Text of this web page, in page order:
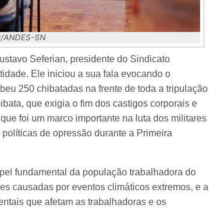
ANDES-SN
Seferian, presidente do Sindicato
Ele iniciou a sua fala evocando o
250 chibatadas na frente de toda a tripulação
que exigia o fim dos castigos corporais e
foi um marco importante na luta dos militares
de opressão durante a Primeira
fundamental da população trabalhadora do
causadas por eventos climáticos extremos, e a
que afetam as trabalhadoras e os